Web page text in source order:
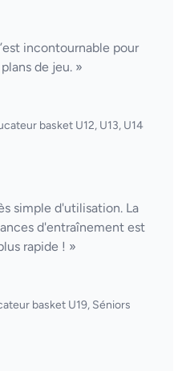
incontournable pour
de jeu. »
basket U12, U13, U14
simple d'utilisation. La
d'entraînement est
rapide ! »
basket U19, Séniors